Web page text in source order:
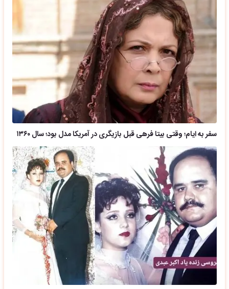
سفر به ایام؛ وقتی بیتا فرهی قبل بازیگری در آمریکا مدل بود؛ سال ۱۳۶۰